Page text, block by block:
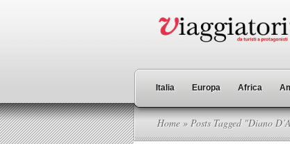
Italia Europa Africa
Home » Posts Tagged "Diano